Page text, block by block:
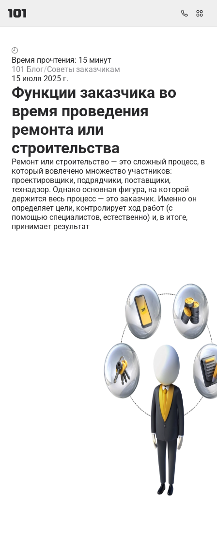
Время прочтения: 15 минут
101 Блог Советы заказчикам
15 июля 2025 г.
Функции заказчика во
время проведения
ремонта или
строительства
Ремонт или строительство — это сложный процесс, в
который вовлечено множество участников:
проектировщики, подрядчики, поставщики,
технадзор. Однако основная фигура, на которой
держится весь процесс — это заказчик. Именно он
определяет цели, контролирует ход работ (с
помощью специалистов, естественно) и, в итоге,
принимает результат